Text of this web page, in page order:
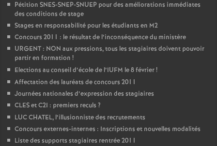
Pétition SNES-SNEP-SNUEP pour des améliorations immédiates
des conditions de stage
Stages en responsabilité pour les étudiants en M2
Concours 2011 : le résultat de l’inconséquence du ministère
URGENT : NON aux pressions, tous les stagiaires doivent pouvoir
partir en formation !
Elections au conseil d’école de l’IUFM le 8 février!
Affectation des lauréats de concours 2011
Journées nationales d’expression des stagiaires
CLES et C2I : premiers reculs ?
LUC CHATEL, l’illusionniste des recrutements
Concours externes-internes : Inscriptions et nouvelles modalités
Liste des supports stagiaires rentrée 2011